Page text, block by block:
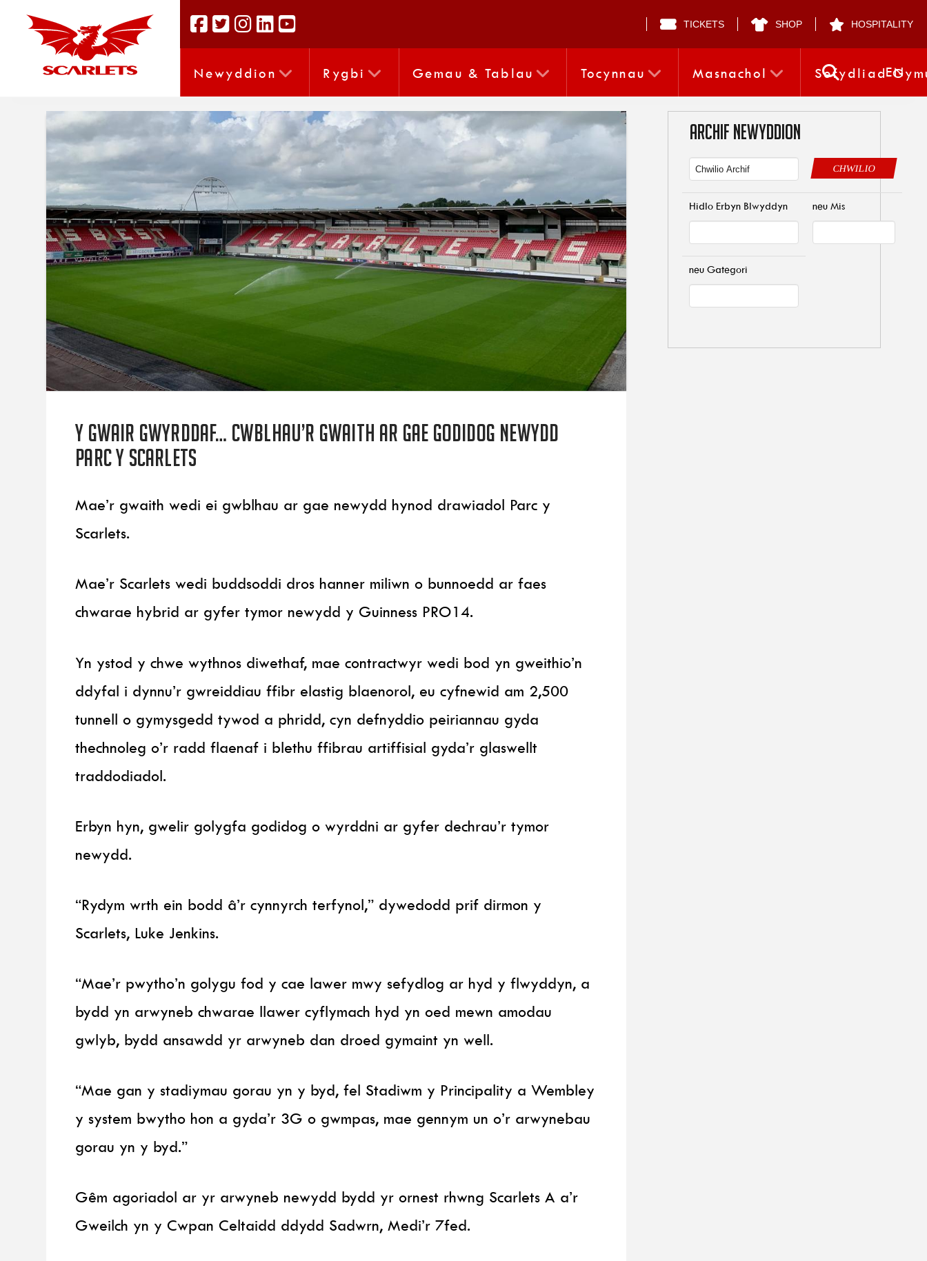
TICKETS SHOP HOSPITALITY
Newyddion Rygbi Gemau & Tablau Tocynnau Masnachol SefydliadEN
Y gwair gwyrddaf… cwblhau’r gwaith ar gae godidog newydd
Parc y Scarlets
Mae’r gwaith wedi ei gwblhau ar gae newydd hynod drawiadol Parc y
Scarlets.
Mae’r Scarlets wedi buddsoddi dros hanner miliwn o bunnoedd ar faes
chwarae hybrid ar gyfer tymor newydd y Guinness PRO14.
Yn ystod y chwe wythnos diwethaf, mae contractwyr wedi bod yn gweithio’n
ddyfal i dynnu’r gwreiddiau ffibr elastig blaenorol, eu cyfnewid am 2,500
tunnell o gymysgedd tywod a phridd, cyn defnyddio peiriannau gyda
thechnoleg o’r radd flaenaf i blethu ffibrau artiffisial gyda’r glaswellt
traddodiadol.
Erbyn hyn, gwelir golygfa godidog o wyrddni ar gyfer dechrau’r tymor
newydd.
“Rydym wrth ein bodd â’r cynnyrch terfynol,” dywedodd prif dirmon y
Scarlets, Luke Jenkins.
“Mae’r pwytho’n golygu fod y cae lawer mwy sefydlog ar hyd y flwyddyn, a
bydd yn arwyneb chwarae llawer cyflymach hyd yn oed mewn amodau
gwlyb, bydd ansawdd yr arwyneb dan droed gymaint yn well.
“Mae gan y stadiymau gorau yn y byd, fel Stadiwm y Principality a Wembley
y system bwytho hon a gyda’r 3G o gwmpas, mae gennym un o’r arwynebau
gorau yn y byd.”
Gêm agoriadol ar yr arwyneb newydd bydd yr ornest rhwng Scarlets A a’r
Gweilch yn y Cwpan Celtaidd ddydd Sadwrn, Medi’r 7fed.
ARCHIF NEWYDDION
CHWILIO
Hidlo Erbyn Blwyddyn neu Mis
neu Gategori